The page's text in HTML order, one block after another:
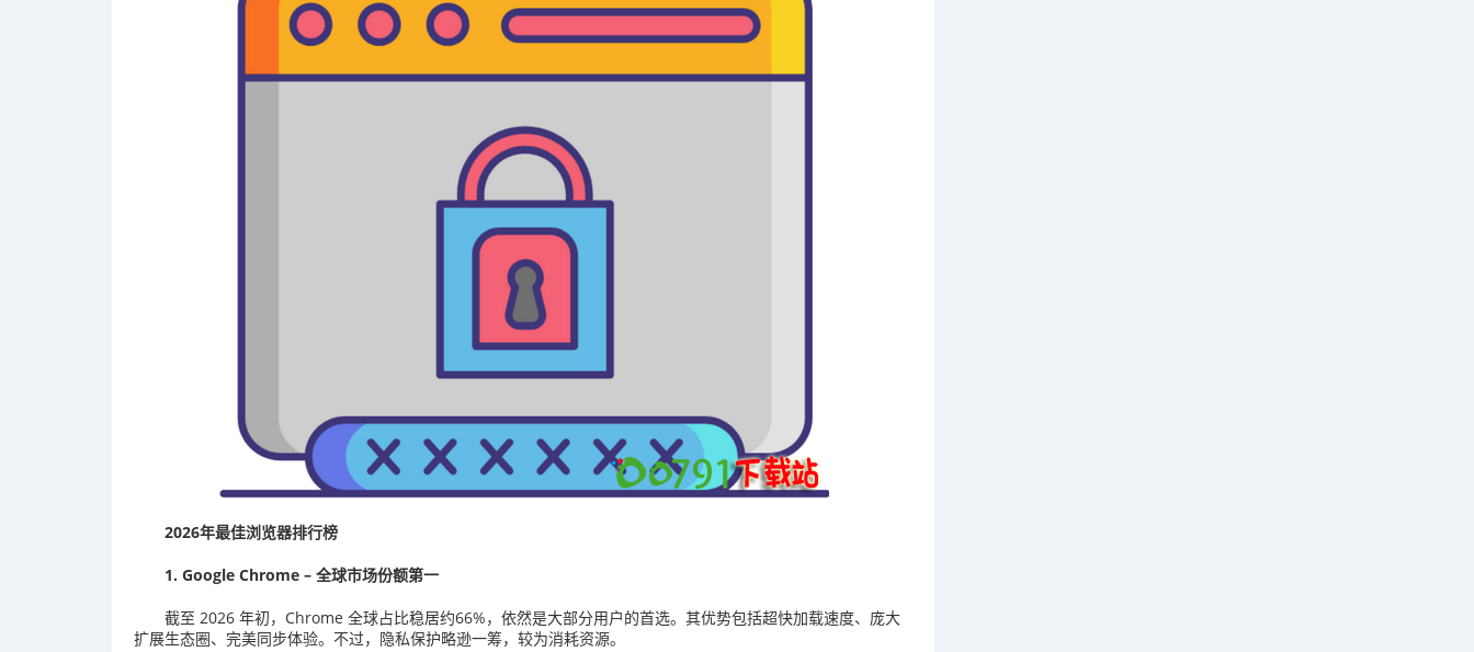
2026年最佳浏览器排行榜
1. Google Chrome – 全球市场份额第一
截至 2026 年初，Chrome 全球占比稳居约66%，依然是大部分用户的首选。其优势包括超快加载速度、庞大
扩展生态圈、完美同步体验。不过，隐私保护略逊一筹，较为消耗资源。